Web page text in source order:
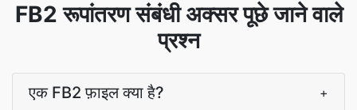
FB2 रूपांतरण संबंधी अक्सर पूछे जाने वाले
प्रश्न
एक FB2 फ़ाइल क्या है? +